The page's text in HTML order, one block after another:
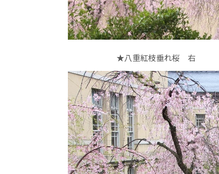
★八重紅枝垂れ桜 右